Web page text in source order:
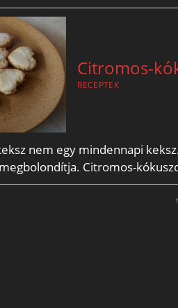
Citromos-
RECEPTEK
nem egy mindennapi
Citromos-